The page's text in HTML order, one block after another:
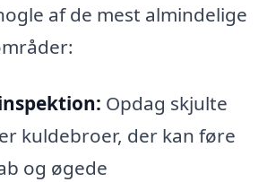
af de mest almindelige
Opdag skjulte
kuldebroer, der kan føre
og øgede